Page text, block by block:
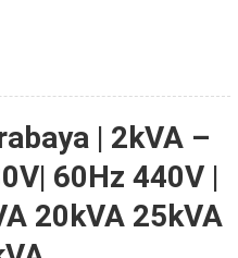
| 2kVA –
60Hz 440V |
20kVA 25kVA